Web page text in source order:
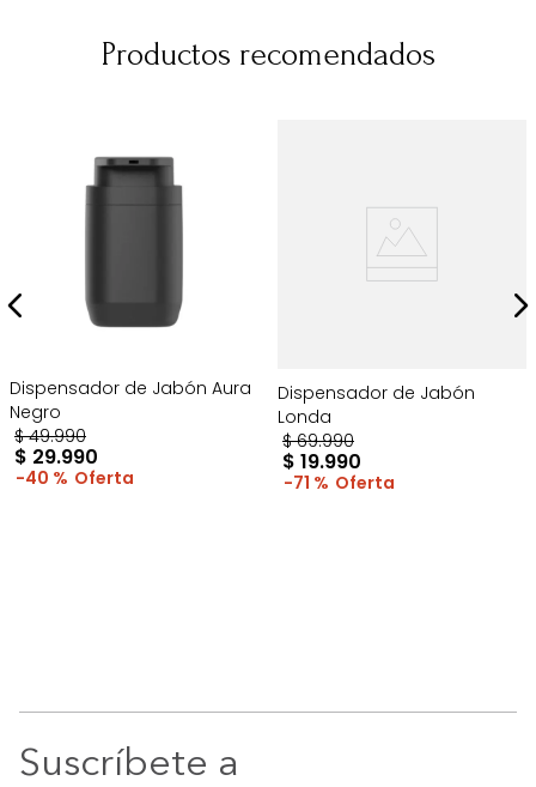
Productos recomendados
Dispensador de Jabón Aura
Negro
$ 49.990
$ 29.990
40 %
Dispensador de Jabón
Londa
$ 69.990
$ 19.990
71 %
Suscríbete a